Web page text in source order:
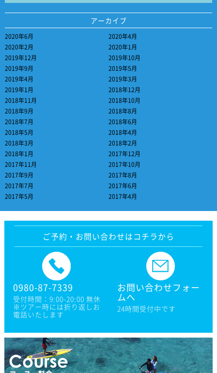
アーカイブ
2020年6月
2020年4月
2020年2月
2020年1月
2019年12月
2019年10月
2019年9月
2019年5月
2019年4月
2019年3月
2019年1月
2018年12月
2018年11月
2018年10月
2018年9月
2018年8月
2018年7月
2018年6月
2018年5月
2018年4月
2018年3月
2018年2月
2018年1月
2017年12月
2017年11月
2017年10月
2017年9月
2017年8月
2017年7月
2017年6月
2017年5月
2017年4月
ご予約・お問い合わせはコチラから
0980-87-7339
受付時間：9:00-20:00 無休
※ツアー時には折り返しお
電話いたします
お問い合わせフォー
ムへ
24時間受付中です